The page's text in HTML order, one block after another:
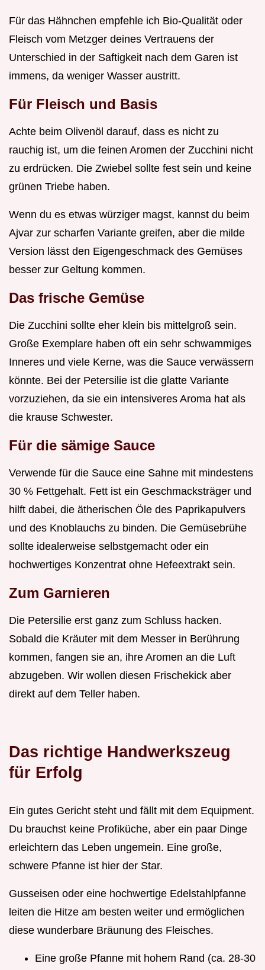
Für das Hähnchen empfehle ich Bio-Qualität oder
Fleisch vom Metzger deines Vertrauens der
Unterschied in der Saftigkeit nach dem Garen ist
immens, da weniger Wasser austritt.
Für Fleisch und Basis
Achte beim Olivenöl darauf, dass es nicht zu
rauchig ist, um die feinen Aromen der Zucchini nicht
zu erdrücken. Die Zwiebel sollte fest sein und keine
grünen Triebe haben.
Wenn du es etwas würziger magst, kannst du beim
Ajvar zur scharfen Variante greifen, aber die milde
Version lässt den Eigengeschmack des Gemüses
besser zur Geltung kommen.
Das frische Gemüse
Die Zucchini sollte eher klein bis mittelgroß sein.
Große Exemplare haben oft ein sehr schwammiges
Inneres und viele Kerne, was die Sauce verwässern
könnte. Bei der Petersilie ist die glatte Variante
vorzuziehen, da sie ein intensiveres Aroma hat als
die krause Schwester.
Für die sämige Sauce
Verwende für die Sauce eine Sahne mit mindestens
30 % Fettgehalt. Fett ist ein Geschmacksträger und
hilft dabei, die ätherischen Öle des Paprikapulvers
und des Knoblauchs zu binden. Die Gemüsebrühe
sollte idealerweise selbstgemacht oder ein
hochwertiges Konzentrat ohne Hefeextrakt sein.
Zum Garnieren
Die Petersilie erst ganz zum Schluss hacken.
Sobald die Kräuter mit dem Messer in Berührung
kommen, fangen sie an, ihre Aromen an die Luft
abzugeben. Wir wollen diesen Frischekick aber
direkt auf dem Teller haben.
Das richtige Handwerkszeug
für Erfolg
Ein gutes Gericht steht und fällt mit dem Equipment.
Du brauchst keine Profiküche, aber ein paar Dinge
erleichtern das Leben ungemein. Eine große,
schwere Pfanne ist hier der Star.
Gusseisen oder eine hochwertige Edelstahlpfanne
leiten die Hitze am besten weiter und ermöglichen
diese wunderbare Bräunung des Fleisches.
Eine große Pfanne mit hohem Rand (ca. 28-30